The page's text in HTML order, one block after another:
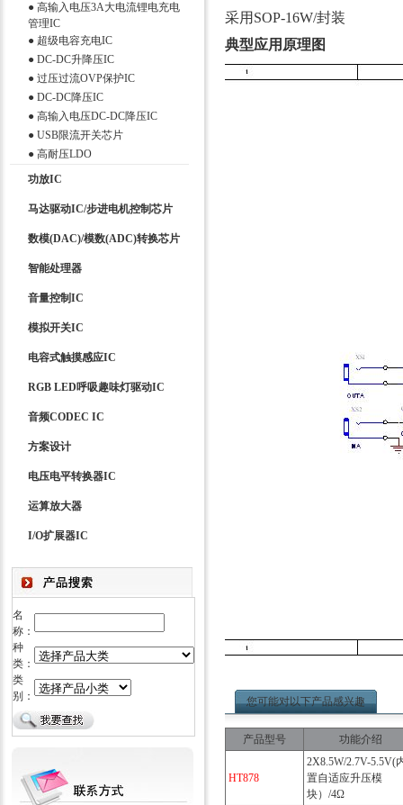
● 高输入电压3A大电流锂电充电
管理IC
● 超级电容充电IC
● DC-DC升降压IC
● 过压过流OVP保护IC
● DC-DC降压IC
● 高输入电压DC-DC降压IC
● USB限流开关芯片
● 高耐压LDO
功放IC
马达驱动IC/步进电机控制芯片
数模(DAC)/模数(ADC)转换芯片
智能处理器
音量控制IC
模拟开关IC
电容式触摸感应IC
RGB LED呼吸趣味灯驱动IC
音频CODEC IC
方案设计
电压电平转换器IC
运算放大器
I/O扩展器IC
名
称：
种
类：
类
别：
采用SOP-16W/封装
典型应用原理图
您可能对以下产品感兴趣
产品型号 功能介绍
HT878
2X8.5W/2.7V-5.5V(
置自适应升压模
块）/4Ω